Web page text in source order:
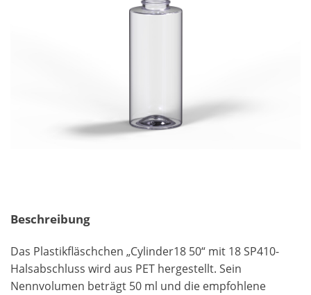
Beschreibung
Das Plastikfläschchen „Cylinder18 50“ mit 18 SP410-
Halsabschluss wird aus PET hergestellt. Sein
Nennvolumen beträgt 50 ml und die empfohlene